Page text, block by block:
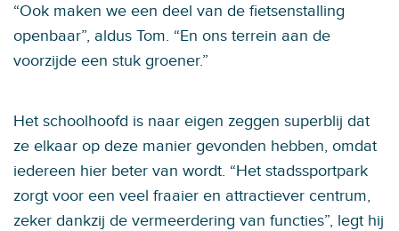
“Ook maken we een deel van de fietsenstalling
openbaar”, aldus Tom. “En ons terrein aan de
voorzijde een stuk groener.”
Het schoolhoofd is naar eigen zeggen superblij dat
ze elkaar op deze manier gevonden hebben, omdat
iedereen hier beter van wordt. “Het stadssportpark
zorgt voor een veel fraaier en attractiever centrum,
zeker dankzij de vermeerdering van functies”, legt hij